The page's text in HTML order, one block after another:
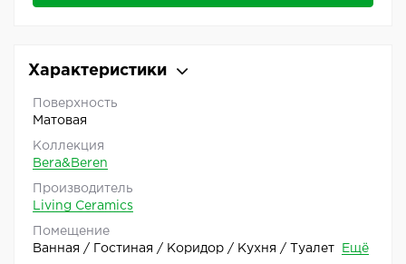
Характеристики
Поверхность
Матовая
Коллекция
Bera&Beren
Производитель
Living Ceramics
Помещение
Ванная / Гостиная / Коридор / Кухня / Туалет
Ещё